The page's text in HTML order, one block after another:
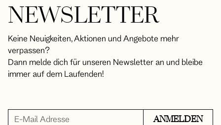
NEWSLETTER
Keine Neuigkeiten, Aktionen und Angebote mehr
verpassen?
Dann melde dich für unseren Newsletter an und bleibe
immer auf dem Laufenden!